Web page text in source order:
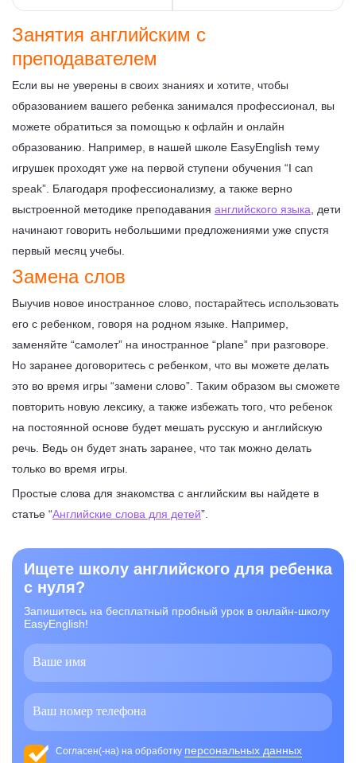
Занятия английским с
преподавателем
Если вы не уверены в своих знаниях и хотите, чтобы
образованием вашего ребенка занимался профессионал, вы
можете обратиться за помощью к офлайн и онлайн
образованию. Например, в нашей школе EasyEnglish тему
игрушек проходят уже на первой ступени обучения “I can
speak”. Благодаря профессионализму, а также верно
выстроенной методике преподавания английского языка , дети
начинают говорить небольшими предложениями уже спустя
первый месяц учебы.
Замена слов
Выучив новое иностранное слово, постарайтесь использовать
его с ребенком, говоря на родном языке. Например,
заменяйте “самолет” на иностранное “plane” при разговоре.
Но заранее договоритесь с ребенком, что вы можете делать
это во время игры “замени слово”. Таким образом вы сможете
повторить новую лексику, а также избежать того, что ребенок
на постоянной основе будет мешать русскую и английскую
речь. Ведь он будет знать заранее, что так можно делать
только во время игры.
Простые слова для знакомства с английским вы найдете в
статье “Английские слова для детей”.
Ищете школу английского для ребенка
с нуля?
Запишитесь на бесплатный пробный урок в онлайн-школу
EasyEnglish!
Согласен(-на) на обработку персональных данных